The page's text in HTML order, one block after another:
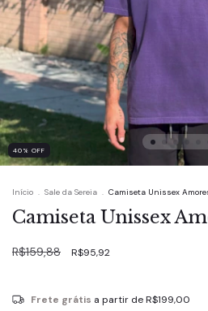
40 % OFF
Início . Sale da Sereia . Camiseta Unissex
Camiseta Unissex
R$159,88 R$95,92
Frete grátis a partir deR$199,00